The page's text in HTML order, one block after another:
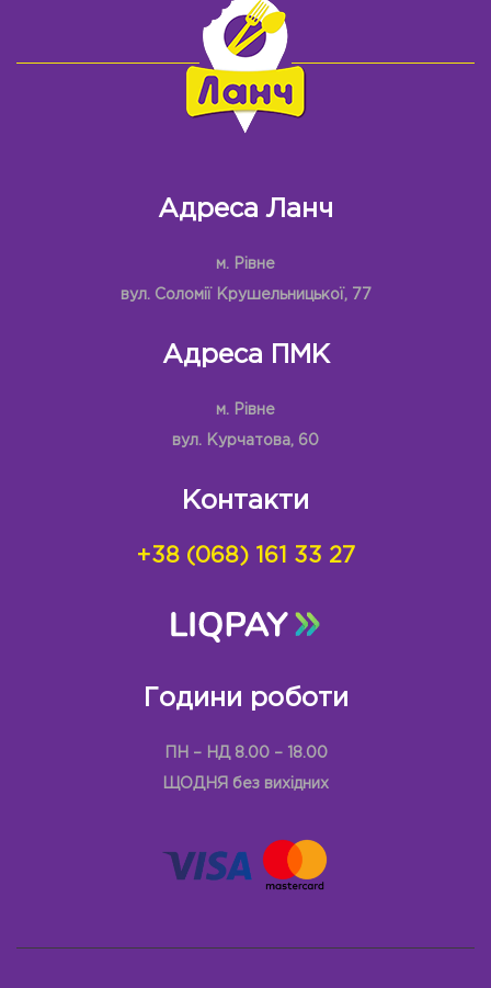
Адреса Ланч
м. Рівне
вул. Соломії Крушельницької, 77
Адреса ПМК
м. Рівне
вул. Курчатова, 60
Контакти
+38 (068) 161 33 27
Години роботи
ПН – НД 8.00 – 18.00
ЩОДНЯ без вихідних